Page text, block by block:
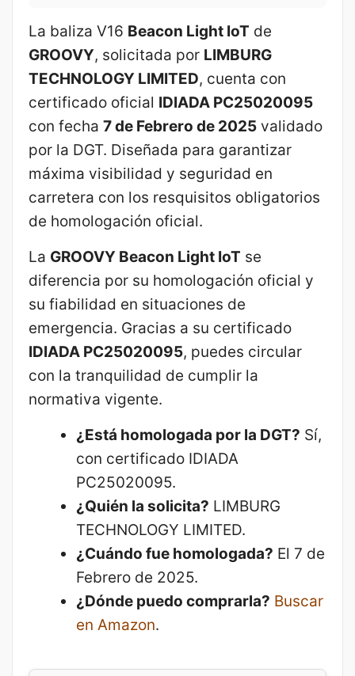
La baliza V16 Beacon Light IoT de
GROOVY, solicitada por LIMBURG
TECHNOLOGY LIMITED, cuenta con
certificado oficial IDIADA PC25020095
con fecha 7 de Febrero de 2025 validado
por la DGT. Diseñada para garantizar
máxima visibilidad y seguridad en
carretera con los resquisitos obligatorios
de homologación oficial.
La GROOVY Beacon Light IoT se
diferencia por su homologación oficial y
su fiabilidad en situaciones de
emergencia. Gracias a su certificado
IDIADA PC25020095, puedes circular
con la tranquilidad de cumplir la
normativa vigente.
¿Está homologada por la DGT? Sí,
con certificado IDIADA
PC25020095.
¿Quién la solicita? LIMBURG
TECHNOLOGY LIMITED.
¿Cuándo fue homologada? El 7 de
Febrero de 2025.
¿Dónde puedo comprarla? Buscar
en Amazon.